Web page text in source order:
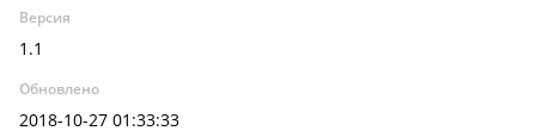
Версия
1.1
Обновлено
2018-10-27 01:33:33